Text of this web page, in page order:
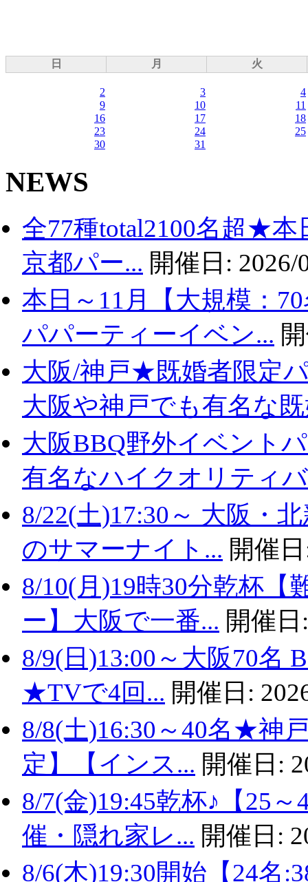
日 月 火
2 3
4
9
10
11
16
17
18
23
24
25
30
31
NEWS
全77種total2100名超★本
京都パー... 開催日: 2026/
本日～11月【大規模：
パパーティーイベン...
大阪/神戸★既婚者限定
大阪や神戸でも有名な
大阪BBQ野外イベント
有名なハイクオリティ
8/22(土)17:30～ 大阪・
のサマーナイト... 開催
8/10(月)19時30分乾杯【
ー】大阪で一番... 開催
8/9(日)13:00～大阪70名
★TVで4回... 開催日:
8/8(土)16:30～40名★神
定】【インス... 開催日:
8/7(金)19:45乾杯♪【25
催・隠れ家レ... 開催日:
8/6(木)19:30開始【24名